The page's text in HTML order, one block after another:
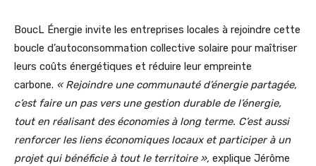
BoucL Énergie invite les entreprises locales à rejoindre cette
boucle d’autoconsommation collective solaire pour maîtriser
leurs coûts énergétiques et réduire leur empreinte
carbone. « Rejoindre une communauté d’énergie partagée,
c’est faire un pas vers une gestion durable de l’énergie,
tout en réalisant des économies à long terme. C’est aussi
renforcer les liens économiques locaux et participer à un
projet qui bénéficie à tout le territoire », explique Jérôme